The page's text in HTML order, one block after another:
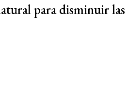
para disminuir las